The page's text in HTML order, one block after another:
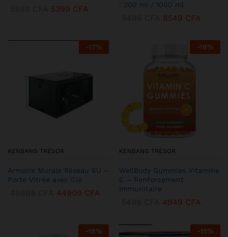
5399 CFA
: 200 ml / 1000 ml
8549 CFA
-17%
KENBANG TRÉSOR
Armoire Murale Réseau 6U –
Porte Vitrée avec Clé
44909 CFA
-18%
KENBANG TRÉSOR
WellBody Gummies Vitamine
C – Renforcement
Immunitaire
4949 CFA
-18% -15%